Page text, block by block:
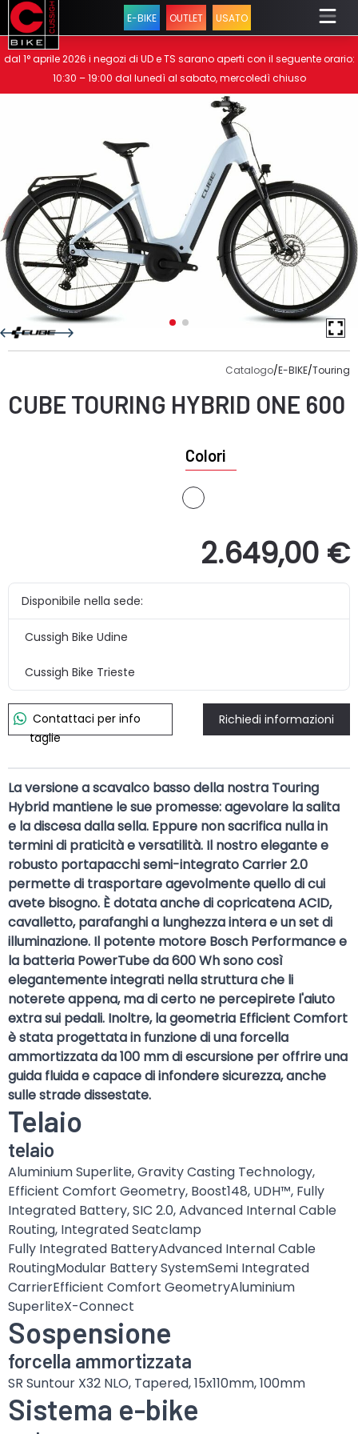
E-BIKE OUTLET USATO
dal 1° aprile 2026 i negozi di UD e TS sarano aperti con il seguente orario:
10:30 – 19:00 dal lunedì al sabato, mercoledì chiuso
Catalogo/E-BIKE/Touring
CUBE TOURING HYBRID ONE 600
Colori
2.649,00 €
Disponibile nella sede:
Cussigh Bike Udine
Cussigh Bike Trieste
Contattaci per info
taglie
Richiedi informazioni
La versione a scavalco basso della nostra Touring
Hybrid mantiene le sue promesse: agevolare la salita
e la discesa dalla sella. Eppure non sacrifica nulla in
termini di praticità e versatilità. Il nostro elegante e
robusto portapacchi semi-integrato Carrier 2.0
permette di trasportare agevolmente quello di cui
avete bisogno. È dotata anche di copricatena ACID,
cavalletto, parafanghi a lunghezza intera e un set di
illuminazione. Il potente motore Bosch Performance e
la batteria PowerTube da 600 Wh sono così
elegantemente integrati nella struttura che li
noterete appena, ma di certo ne percepirete l'aiuto
extra sui pedali. Inoltre, la geometria Efficient Comfort
è stata progettata in funzione di una forcella
ammortizzata da 100 mm di escursione per offrire una
guida fluida e capace di infondere sicurezza, anche
sulle strade dissestate.
Telaio
telaio
Aluminium Superlite, Gravity Casting Technology,
Efficient Comfort Geometry, Boost148, UDH™, Fully
Integrated Battery, SIC 2.0, Advanced Internal Cable
Routing, Integrated Seatclamp
Fully Integrated BatteryAdvanced Internal Cable
RoutingModular Battery SystemSemi Integrated
CarrierEfficient Comfort GeometryAluminium
SuperliteX-Connect
Sospensione
forcella ammortizzata
SR Suntour X32 NLO, Tapered, 15x110mm, 100mm
Sistema e-bike